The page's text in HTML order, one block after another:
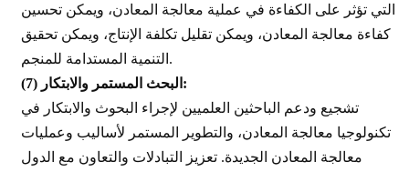
التي تؤثر على الكفاءة في عملية معالجة المعادن، ويمكن تحسين
كفاءة معالجة المعادن، ويمكن تقليل تكلفة الإنتاج، ويمكن تحقيق
التنمية المستدامة للمنجم.
(7)
البحث المستمر والابتكار:
تشجيع ودعم الباحثين العلميين لإجراء البحوث والابتكار في
تكنولوجيا معالجة المعادن، والتطوير المستمر لأساليب وعمليات
معالجة المعادن الجديدة. تعزيز التبادلات والتعاون مع الدول